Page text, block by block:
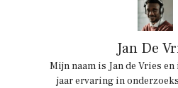
Jan De
Mijn naam is Jan de Vries
jaar ervaring in